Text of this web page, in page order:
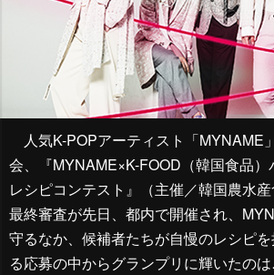
人気K-POPアーティスト「MYNAME
会、『MYNAME×K-FOOD（韓国食品
レシピコンテスト』（主催／韓国農水
最終審査が先日、都内で開催され、
守るなか、候補者たちが自慢のレシピ
る応募の中からグランプリに輝いた